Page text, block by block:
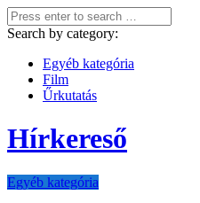
Search by category:
Egyéb kategória
Film
Űrkutatás
Hírkereső
Egyéb kategória